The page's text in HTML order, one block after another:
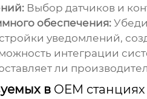
Выбор датчиков и
обеспечения:
уведомлений,
интеграции
ли
в OEM